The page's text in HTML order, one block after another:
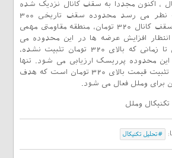
، اکنون مجددا به سقف کانال نزدیک شده
است. به نظر می رسد محدوده سقف تاریخی 300
تومان و سقف کانال 320 تومان، منطقه مقاومتی مهمی
افزایش عرضه ها در این محدوده می
رود. پس تا زمانی که بالای 320 تومان تثبیت نشده،
محدوده پرریسک ارزیابی می شود. تنها
درصورت تثبیت قیمت بالای 320 تومان است که هدف
#تحلیل تکنیکال